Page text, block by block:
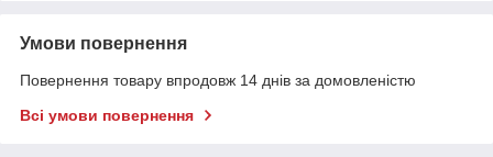
Умови повернення
Повернення товару впродовж 14 днів за домовленістю
Всі умови повернення